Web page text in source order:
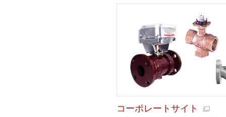
コーポレートサイト